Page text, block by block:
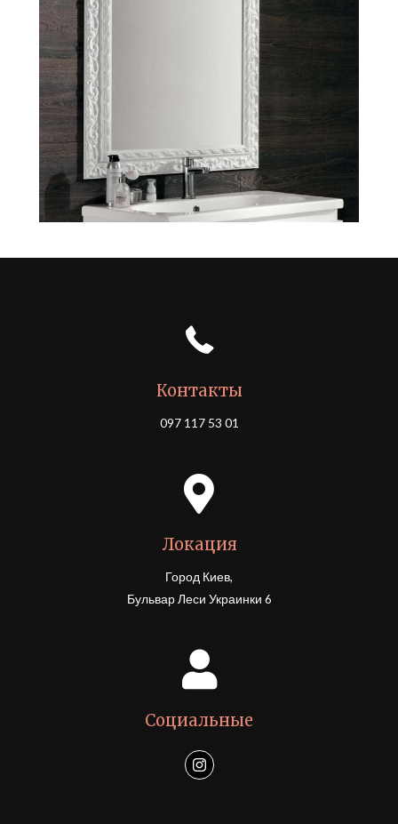
Контакты
097 117 53 01
Локация
Город Киев,
Бульвар Леси Украинки 6
Социальные